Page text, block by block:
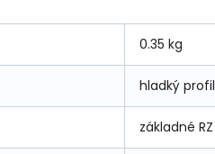
0.35 kg
hladký profil
základné RZ